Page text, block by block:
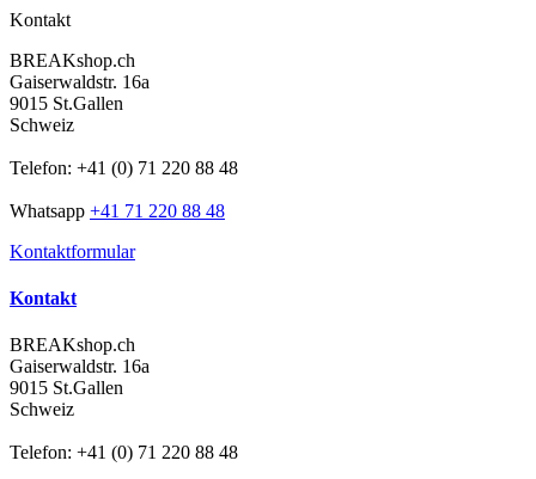
Kontakt
BREAKshop.ch
Gaiserwaldstr. 16a
9015 St.Gallen
Schweiz
Telefon: +41 (0) 71 220 88 48
Whatsapp +41 71 220 88 48
Kontaktformular
Kontakt
BREAKshop.ch
Gaiserwaldstr. 16a
9015 St.Gallen
Schweiz
Telefon: +41 (0) 71 220 88 48